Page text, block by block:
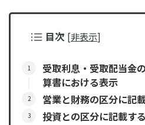
目次 [非表示]
受取利息・受取配当金
算書における表示
営業と財務の区分に記
投資との区分に記載す